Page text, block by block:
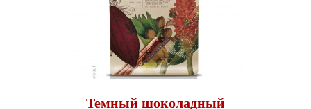
Темный шоколадный